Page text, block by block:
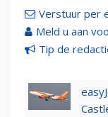
Verstuur per
Meld u aan
Tip de